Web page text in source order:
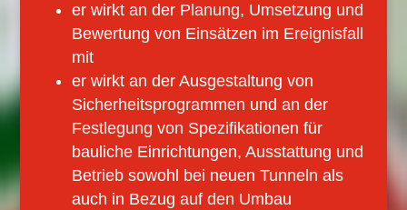
er wirkt an der Planung, Umsetzung und
Bewertung von Einsätzen im Ereignisfall
mit
er wirkt an der Ausgestaltung von
Sicherheitsprogrammen und an der
Festlegung von Spezifikationen für
bauliche Einrichtungen, Ausstattung und
Betrieb sowohl bei neuen Tunneln als
auch in Bezug auf den Umbau